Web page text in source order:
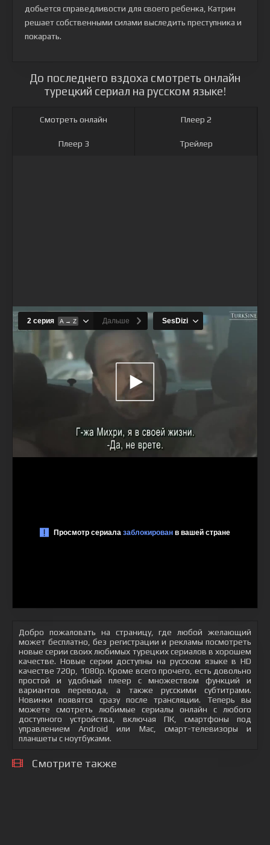
добьется справедливости для своего ребенка, Катрин
решает собственными силами выследить преступника и
покарать.
До последнего вздоха смотреть онлайн
турецкий сериал на русском языке!
Смотреть онлайн Плеер 2
Плеер 3 Трейлер
Добро пожаловать на страницу, где любой желающий
может бесплатно, без регистрации и рекламы посмотреть
новые серии своих любимых турецких сериалов в хорошем
качестве. Новые серии доступны на русском языке в HD
качестве 720p, 1080p. Кроме всего прочего, есть довольно
простой и удобный плеер с множеством функций и
вариантов перевода, а также русскими субтитрами.
Новинки появятся сразу после трансляции. Теперь вы
можете смотреть любимые сериалы онлайн с любого
доступного устройства, включая ПК, смартфоны под
управлением Android или Mac, смарт-телевизоры и
планшеты с ноутбуками.
Смотрите также